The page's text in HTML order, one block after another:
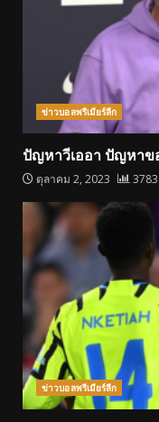
ข่าวบอลพรีเมียร์ลีก
ปัญหาวีเออา ปัญหาข
ตุลาคม 2, 2023 3783
ข่าวบอลพรีเมียร์ลีก